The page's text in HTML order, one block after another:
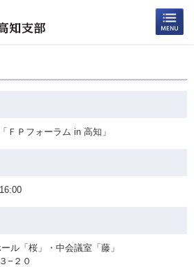
ＦＰフォーラム in 高知」
ル「桜」・中会議室「藤」
−２０